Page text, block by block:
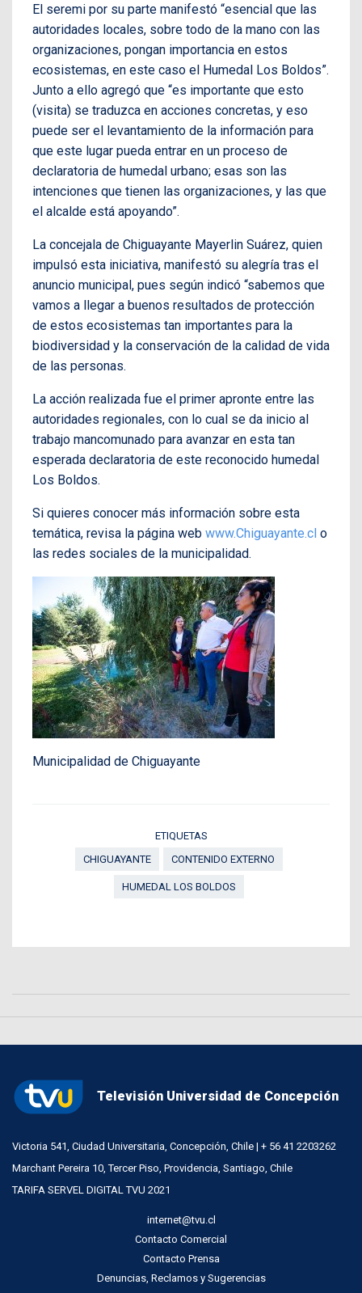
El seremi por su parte manifestó “esencial que las
autoridades locales, sobre todo de la mano con las
organizaciones, pongan importancia en estos
ecosistemas, en este caso el Humedal Los Boldos”.
Junto a ello agregó que “es importante que esto
(visita) se traduzca en acciones concretas, y eso
puede ser el levantamiento de la información para
que este lugar pueda entrar en un proceso de
declaratoria de humedal urbano; esas son las
intenciones que tienen las organizaciones, y las que
el alcalde está apoyando”.
La concejala de Chiguayante Mayerlin Suárez, quien
impulsó esta iniciativa, manifestó su alegría tras el
anuncio municipal, pues según indicó “sabemos que
vamos a llegar a buenos resultados de protección
de estos ecosistemas tan importantes para la
biodiversidad y la conservación de la calidad de vida
de las personas.
La acción realizada fue el primer apronte entre las
autoridades regionales, con lo cual se da inicio al
trabajo mancomunado para avanzar en esta tan
esperada declaratoria de este reconocido humedal
Los Boldos.
Si quieres conocer más información sobre esta
temática, revisa la página web www.Chiguayante.cl o
las redes sociales de la municipalidad.
Municipalidad de Chiguayante
ETIQUETAS
CHIGUAYANTE
CONTENIDO EXTERNO
HUMEDAL LOS BOLDOS
Televisión Universidad de Concepción
Victoria 541, Ciudad Universitaria, Concepción, Chile | + 56 41 2203262
Marchant Pereira 10, Tercer Piso, Providencia, Santiago, Chile
TARIFA SERVEL DIGITAL TVU 2021
internet@tvu.cl
Contacto Comercial
Contacto Prensa
Denuncias, Reclamos y Sugerencias